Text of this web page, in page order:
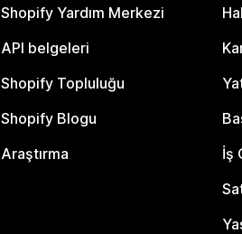
Shopify Yardım Merkezi
API belgeleri
Shopify Topluluğu
Shopify Blogu
Araştırma
İş